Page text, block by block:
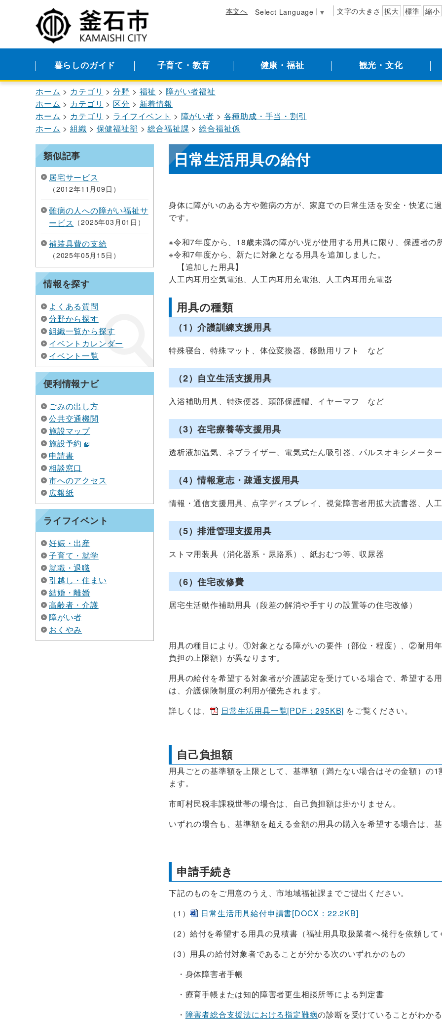
本文へ Select Language ▼ 文字の大きさ 拡大 標準 縮小
暮らしのガイド 子育て・教育 健康・福祉 観光・文化
ホーム カテゴリ 分野 福祉
障がい者福祉
ホーム
カテゴリ 区分
新着情報
ホーム
カテゴリ ライフイベント 障がい者
各種助成・手当・割引
ホーム
組織 保健福祉部 総合福祉課 総合福祉係
類似記事
居宅サービス
2012年11月09日
難病の人への障がい福祉サ
ービス
2025年03月01日
補装具費の支給
2025年05月15日
情報を探す
よくある質問
分野から探す
組織一覧から探す
イベントカレンダー
イベント一覧
便利情報ナビ
ごみの出し方
公共交通機関
施設マップ
施設予約
申請書
相談窓口
市へのアクセス
広報紙
ライフイベント
妊娠・出産
子育て・就学
就職・退職
引越し・住まい
結婚・離婚
高齢者・介護
障がい者
おくやみ
日常生活用具の給付
身体に障がいのある方や難病の方が、家庭での日常生活を安全・快適に
です。
※令和7年度から、18歳未満の障がい児が使用する用具に限り、保護者の
※令和7年度から、新たに対象となる用具を追加しました。
【追加した用具】
人工内耳用空気電池、人工内耳用充電池、人工内耳用充電器
用具の種類
（1）介護訓練支援用具
特殊寝台、特殊マット、体位変換器、移動用リフト など
（2）自立生活支援用具
入浴補助用具、特殊便器、頭部保護帽、イヤーマフ など
（3）在宅療養等支援用具
透析液加温気、ネブライザー、電気式たん吸引器、パルスオキシメータ
（4）情報意志・疎通支援用具
情報・通信支援用具、点字ディスプレイ、視覚障害者用拡大読書器、
（5）排泄管理支援用具
ストマ用装具（消化器系・尿路系）、紙おむつ等、収尿器
（6）住宅改修費
居宅生活動作補助用具（段差の解消や手すりの設置等の住宅改修）
用具の種目により。①対象となる障がいの要件（部位・程度）、②耐用
負担の上限額） が異なります。
用具の給付を希望する対象者が介護認定を受けている場合で、希望する
は、介護保険制度の利用が優先されます。
詳しくは、
日常生活用具一覧[PDF：295KB] をご覧ください。
自己負担額
用具ごとの基準額を上限として、基準額（満たない場合はその金額）の
ます。
市町村民税非課税世帯の場合は、自己負担額は掛かりません。
いずれの場合も、基準額を超える金額の用具の購入を希望する場合は、
申請手続き
下記のものをご用意のうえ、市地域福祉課までご提出ください。
（1）
日常生活用具給付申請書[DOCX：22.2KB]
（2）給付を希望する用具の見積書（福祉用具取扱業者へ発行を依頼して
（3）用具の給付対象者であることが分かる次のいずれかのもの
・身体障害者手帳
・療育手帳または知的障害者更生相談所等による判定書
・ 障害者総合支援法における指定難病の診断を受けていることがわか